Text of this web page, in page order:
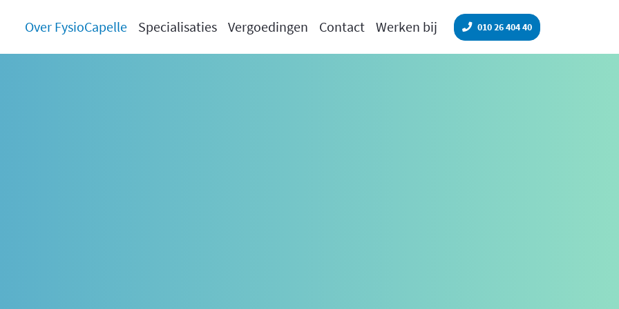
Over FysioCapelle Specialisaties Vergoedingen Contact Werken bij 010 26 404 40